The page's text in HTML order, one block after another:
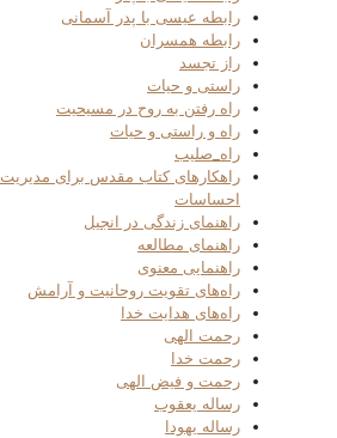
رابطه عیسی با پدر آسمانی
رابطه همسران
راز تجسد
راستی و حیات
راه رفتن به روح در مسیحیت
راه و راستی و حیات
راه_صلیب
راهکارهای کتاب مقدس برای مدیریت
احساسات
راهنمای زندگی در انجیل
راهنمای مطالعه
راهنمایی معنوی
راه‌های تقویت روحانیت و آرامش
راه‌های هدایت خدا
رحمت الهی
رحمت خدا
رحمت و فیض الهی
رساله یعقوب
رساله یهودا